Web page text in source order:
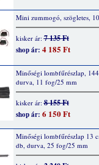
Mini zummogó, szögletes,
kisker ár:7 135 Ft
shop ár: 4 185 Ft
Minőségi lombfűrészlap,
durva, 11 fog/25 mm
kisker ár:8 155 Ft
shop ár: 6 150 Ft
Minőségi lombfűrészlap 13
db, durva, 25 fog/25 mm